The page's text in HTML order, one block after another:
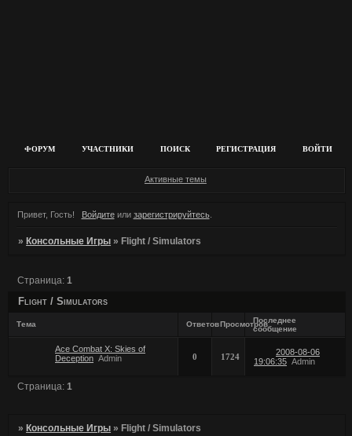
ФОРУМ УЧАСТНИКИ ПОИСК РЕГИСТРАЦИЯ ВОЙТИ
Активные темы
Привет, Гость! Войдитеили зарегистрируйтесь.
»Консольные Игры »Flight / Simulators
Flight / Simulators
Страница: 1
Тема ОтветовПросмотровПоследнее
сообщение
Ace Combat X: Skies of
Deception Admin 0 1724
2008-08-06
19:06:35 Admin
Страница:1
» Консольные Игры » Flight / Simulators